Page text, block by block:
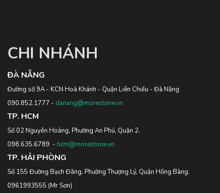
CHI NHÁNH
ĐÀ NẴNG
Đường số 9A - KCN Hoà Khánh - Quận Liên Chiểu - Đà Nẵng
090.852.1777 - danang@morestone.vn
TP. HCM
Số 02 Nguyễn Hoàng, Phường An Phú, Quận 2.
098.635.6789 - hcm@morestone.vn
TP. HẢI PHÒNG
Số 155 Đường Bạch Đằng, Phường Thượng Lý, Quận Hồng Bàng.
0961993555 (Mr Sơn)